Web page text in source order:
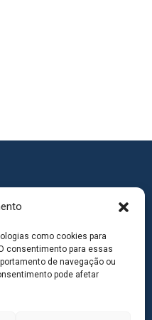
como cookies para
consentimento para essas
de navegação ou
pode afetar